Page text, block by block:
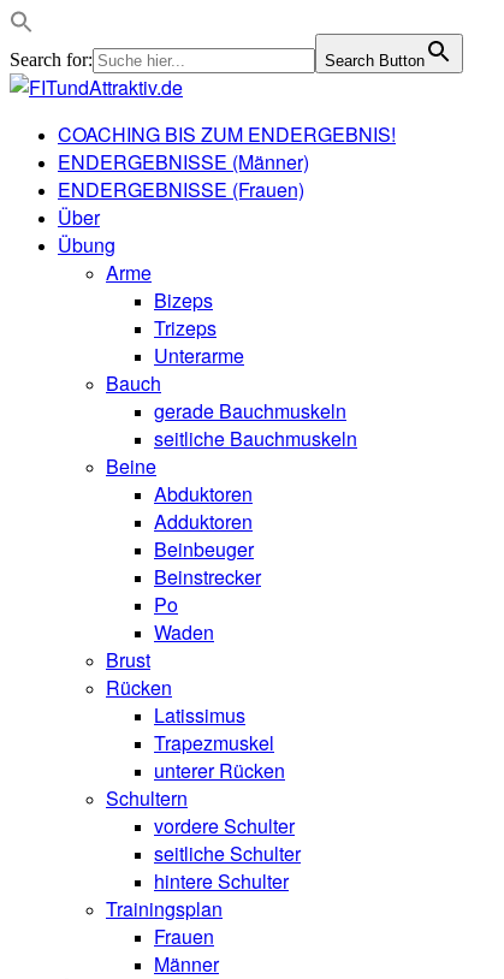
Search for: Search Button
COACHING BIS ZUM ENDERGEBNIS!
ENDERGEBNISSE (Männer)
ENDERGEBNISSE (Frauen)
Über
Übung
Arme
Bizeps
Trizeps
Unterarme
Bauch
gerade Bauchmuskeln
seitliche Bauchmuskeln
Beine
Abduktoren
Adduktoren
Beinbeuger
Beinstrecker
Po
Waden
Brust
Rücken
Latissimus
Trapezmuskel
unterer Rücken
Schultern
vordere Schulter
seitliche Schulter
hintere Schulter
Trainingsplan
Frauen
Männer